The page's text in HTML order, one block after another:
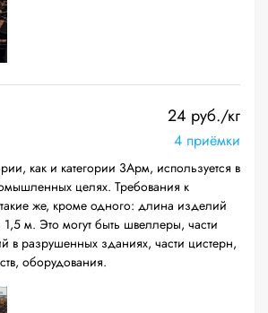
24 руб./кг
4 приёмки
как и категории 3Арм, используется в
целях. Требования к
же, кроме одного: длина изделий
м. Это могут быть швеллеры, части
в разрушенных зданиях, части цистерн,
оборудования.